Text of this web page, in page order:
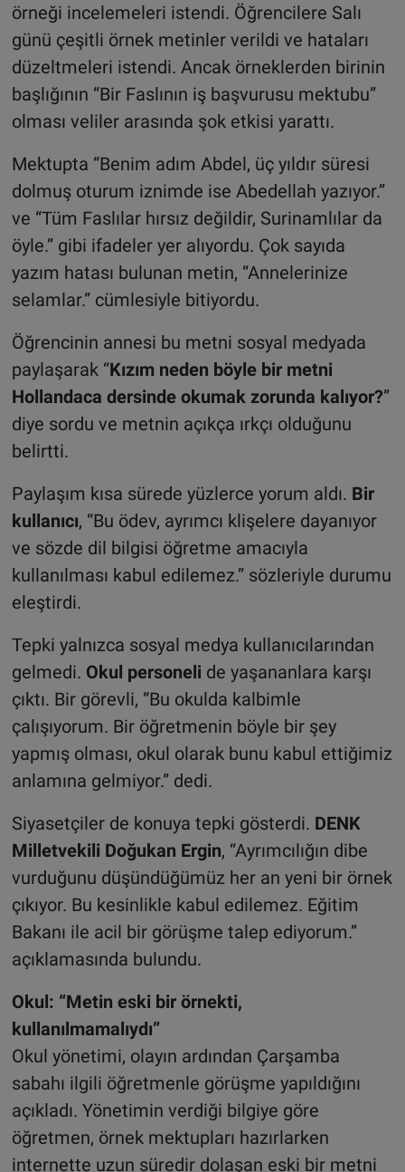
örneği incelemeleri istendi. Öğrencilere Salı
günü çeşitli örnek metinler verildi ve hataları
düzeltmeleri istendi. Ancak örneklerden birinin
başlığının “Bir Faslının iş başvurusu mektubu”
olması veliler arasında şok etkisi yarattı.
Mektupta “Benim adım Abdel, üç yıldır süresi
dolmuş oturum iznimde ise Abedellah yazıyor.”
ve “Tüm Faslılar hırsız değildir, Surinamlılar da
öyle.” gibi ifadeler yer alıyordu. Çok sayıda
yazım hatası bulunan metin, “Annelerinize
selamlar.” cümlesiyle bitiyordu.
Öğrencinin annesi bu metni sosyal medyada
paylaşarak “Kızım neden böyle bir metni
Hollandaca dersinde okumak zorunda kalıyor?”
diye sordu ve metnin açıkça ırkçı olduğunu
belirtti.
Paylaşım kısa sürede yüzlerce yorum aldı. Bir
kullanıcı, “Bu ödev, ayrımcı klişelere dayanıyor
ve sözde dil bilgisi öğretme amacıyla
kullanılması kabul edilemez.” sözleriyle durumu
eleştirdi.
Tepki yalnızca sosyal medya kullanıcılarından
gelmedi. Okul personeli de yaşananlara karşı
çıktı. Bir görevli, “Bu okulda kalbimle
çalışıyorum. Bir öğretmenin böyle bir şey
yapmış olması, okul olarak bunu kabul ettiğimiz
anlamına gelmiyor.” dedi.
Siyasetçiler de konuya tepki gösterdi. DENK
Milletvekili Doğukan Ergin, “Ayrımcılığın dibe
vurduğunu düşündüğümüz her an yeni bir örnek
çıkıyor. Bu kesinlikle kabul edilemez. Eğitim
Bakanı ile acil bir görüşme talep ediyorum.”
açıklamasında bulundu.
Okul: “Metin eski bir örnekti,
kullanılmamalıydı”
Okul yönetimi, olayın ardından Çarşamba
sabahı ilgili öğretmenle görüşme yapıldığını
açıkladı. Yönetimin verdiği bilgiye göre
öğretmen, örnek mektupları hazırlarken
internette uzun süredir dolaşan eski bir metni